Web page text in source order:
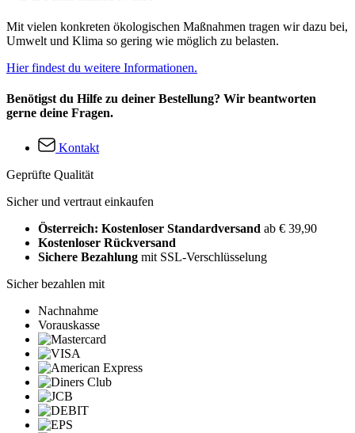
Mit vielen konkreten ökologischen Maßnahmen tragen wir dazu bei,
Umwelt und Klima so gering wie möglich zu belasten.
Hier findest du weitere Informationen.
Benötigst du Hilfe zu deiner Bestellung? Wir beantworten
gerne deine Fragen.
Kontakt
Geprüfte Qualität
Sicher und vertraut einkaufen
Österreich: Kostenloser Standardversand ab € 39,90
Kostenloser Rückversand
Sichere Bezahlung mit SSL-Verschlüsselung
Sicher bezahlen mit
Nachnahme
Vorauskasse